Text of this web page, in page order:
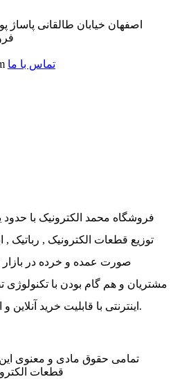
اصفهان خیابان طالقانی
تماس با ما
فروشگاه محمد الکترونیک با حدود
توزیع قطعات الکترونیک , رباتیک ,
صورت عمده و خرده در
مشتریان و هم گام بودن با تکنولوژی
اینترنتی با قابلیت خرید آنلاین و ارسال سفارشات نموده است.
تمامی حقوق مادی و معنوی
قطعات